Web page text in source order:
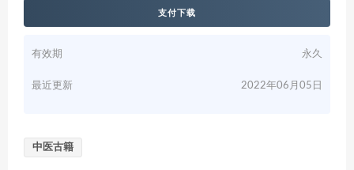
支付下载
有效期 永久
最近更新 2022年06月05日
中医古籍